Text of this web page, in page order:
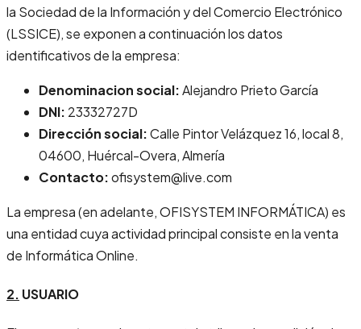
la Sociedad de la Información y del Comercio Electrónico
(LSSICE), se exponen a continuación los datos
identificativos de la empresa:
Denominacion social:Alejandro Prieto García
DNI: 23332727D
Dirección social:Calle Pintor Velázquez 16, local 8,
04600, Huércal-Overa, Almería
Contacto:ofisystem@live.com
La empresa (en adelante, OFISYSTEM INFORMÁTICA) es
una entidad cuya actividad principal consiste en​ la venta
de Informática Online.
2. USUARIO